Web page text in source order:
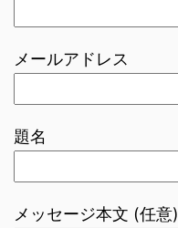
メールアドレス
題名
メッセージ本文 (任意)